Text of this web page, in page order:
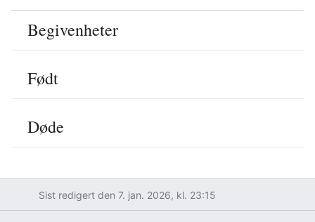
Begivenheter
Født
Døde
Sist redigert den 7. jan. 2026, kl. 23:15